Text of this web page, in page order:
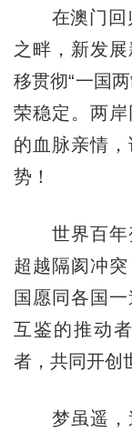
在澳门回归
之畔，新发
移贯彻“一国
荣稳定。两
的血脉亲情
势！
世界百年变
超越隔阂冲
国愿同各国
互鉴的推动
者，共同开创
梦虽遥，追